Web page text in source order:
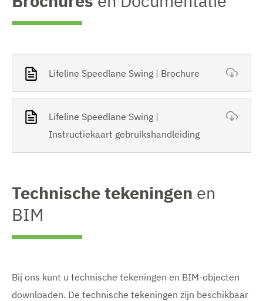
Lifeline Speedlane Swing | Brochure
Lifeline Speedlane Swing |
Instructiekaart gebruikshandleiding
Technische tekeningen en
BIM
Bij ons kunt u technische tekeningen en BIM-objecten
downloaden. De technische tekeningen zijn beschikbaar